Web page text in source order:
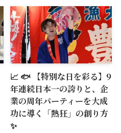
📈 🐟 【特別な日を彩る】9
年連続日本一の誇りと、企
業の周年パーティーを大成
功に導く「熱狂」の創り方
✨